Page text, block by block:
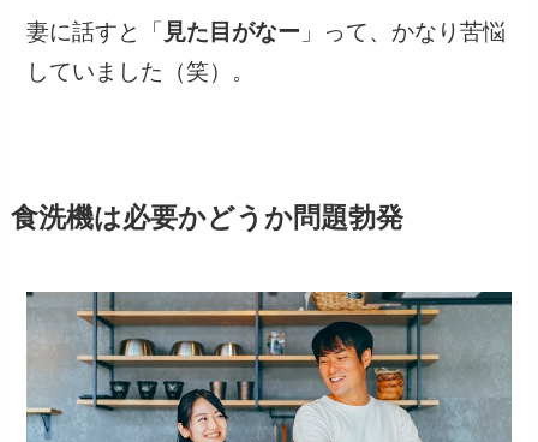
妻に話すと「 見た目がなー 」って、かなり苦悩
していました（笑）。
食洗機は必要かどうか問題勃発